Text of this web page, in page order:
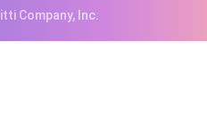
Company, Inc.